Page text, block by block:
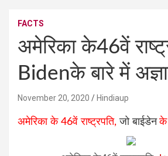
FACTS
अमेरिका के46वें
Bidenके बारे में
November 20, 2020 Hindiaup
अमेरिका के 46वें राष्ट्रपति,जो बाईडेन के